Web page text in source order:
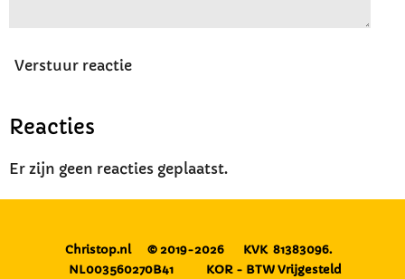
Verstuur reactie
Reacties
Er zijn geen reacties geplaatst.
Christop.nl © 2019-2026
KVK 81383096.
NL003560270B41 KOR - BTW Vrijgesteld